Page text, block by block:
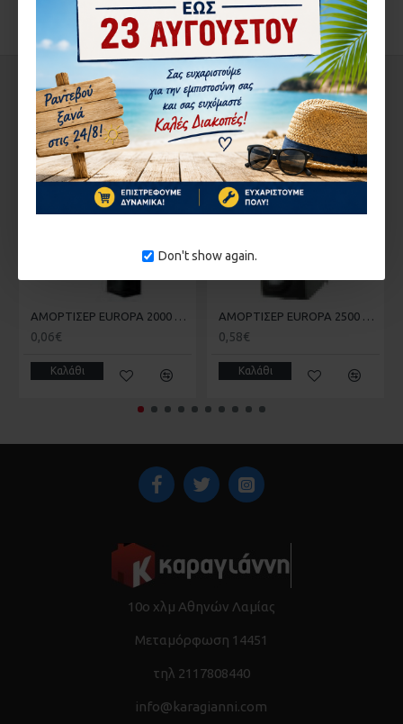
Don't show again.
ΑΞΙΟΛΟΓΉΣΕΙΣ
ΑΠΌ ΤΟΝ ΊΔΙΟ ΚΑΤΑΣΚΕΥΑΣΤΉ ΣΤΗΝ ΄ΙΔΙΑ ΚΑΤΗΓΟΡΊΑ
1-3 ΗΜΈΡΕΣ
ΑΜΟΡΤΙΣΕΡ EUROPA 2000 KAI 100 ΣΤΟΠΕΡ 181.4 20-20-007
0,06€
Καλάθι
1-3 ΗΜΈΡΕΣ
ΑΜΟΡΤΙΣΕΡ EUROPA 2500 ENS-4 20-20-011
0,58€
Καλάθι
10ο χλμ Αθηνών Λαμίας
Μεταμόρφωση 14451
τηλ 2117808440
info@karagianni.com